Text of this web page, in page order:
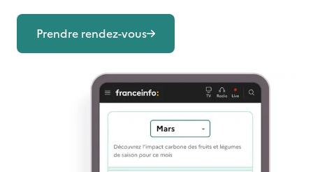
Prendre rendez-vous